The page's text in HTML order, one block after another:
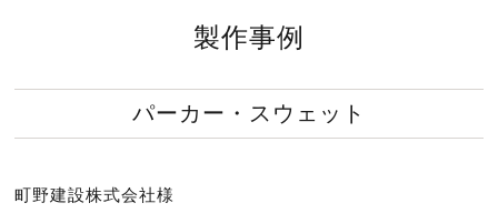
製作事例
パーカー・スウェット
町野建設株式会社様